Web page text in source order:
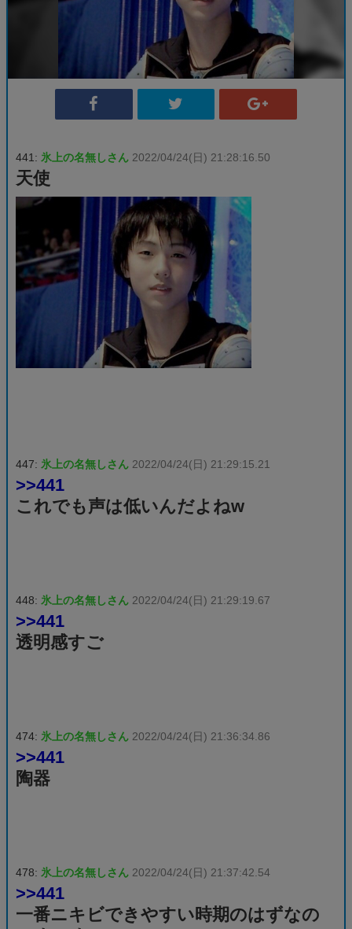
441: 氷上の名無しさん 2022/04/24(日) 21:28:16.50
天使
447: 氷上の名無しさん 2022/04/24(日) 21:29:15.21
>>441
これでも声は低いんだよねw
448: 氷上の名無しさん 2022/04/24(日) 21:29:19.67
>>441
透明感すご
474: 氷上の名無しさん 2022/04/24(日) 21:36:34.86
>>441
陶器
478: 氷上の名無しさん 2022/04/24(日) 21:37:42.54
>>441
一番ニキビできやすい時期のはずなの